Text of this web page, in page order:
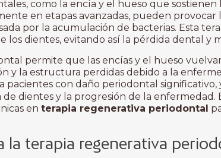
como la encía y el hueso que sostienen
en etapas avanzadas, pueden provocar
por la acumulación de bacterias. Esta
los dientes, evitando así la pérdida dental y
permite que las encías y el hueso
y la estructura perdidas debido a la
pacientes con daño periodontal
dientes y la progresión de la enfermedad.
en terapia regenerativa periodontal
la terapia regenerativa